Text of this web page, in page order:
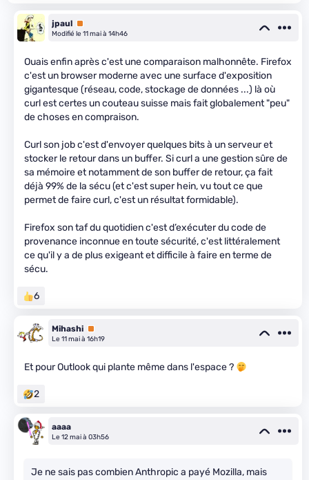
jpaul Premium
Modifié le 11 mai à 14h46
Ouais enfin après c'est une comparaison malhonnête. Firefox
c'est un browser moderne avec une surface d'exposition
gigantesque (réseau, code, stockage de données ...) là où
curl est certes un couteau suisse mais fait globalement "peu"
de choses en compraison.
Curl son job c'est d'envoyer quelques bits à un serveur et
stocker le retour dans un buffer. Si curl a une gestion sûre de
sa mémoire et notamment de son buffer de retour, ça fait
déjà 99% de la sécu (et c'est super hein, vu tout ce que
permet de faire curl, c'est un résultat formidable).
Firefox son taf du quotidien c'est d’exécuter du code de
provenance inconnue en toute sécurité, c'est littéralement
ce qu'il y a de plus exigeant et difficile à faire en terme de
sécu.
6
Mihashi Premium
Le 11 mai à 16h19
Et pour Outlook qui plante même dans l'espace ?
2
aaaa
Le 12 mai à 03h56
Je ne sais pas combien Anthropic a payé Mozilla, mais